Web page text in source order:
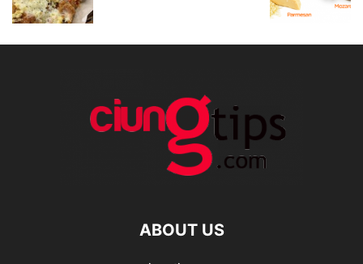
ABOUT US